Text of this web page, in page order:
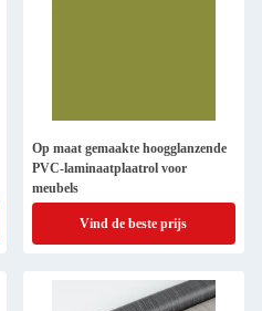
Op maat gemaakte hoogglanzende
PVC-laminaatplaatrol voor
meubels
Vind de beste prijs